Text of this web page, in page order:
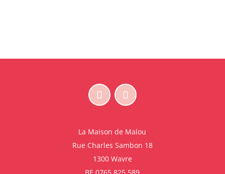
La Maison de Malou
Rue Charles Sambon 18
1300 Wavre